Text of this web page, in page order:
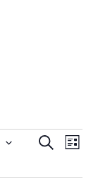
SucheListe